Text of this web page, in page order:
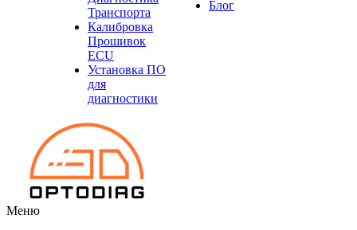
Транспорта
Калибровка
Прошивок
ECU
Установка ПО
для
диагностики
Блог
Меню